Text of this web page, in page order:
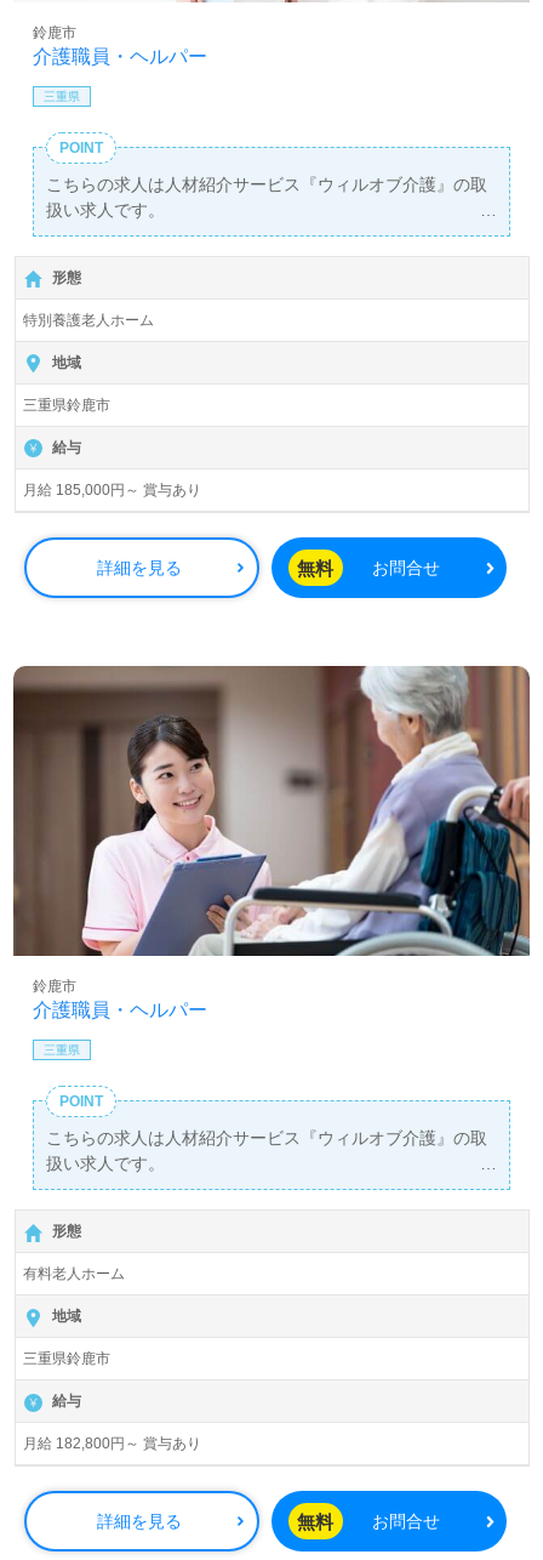
介護職員・ヘルパー
鈴鹿市
三重県
POINT
こちらの求人は人材紹介サービス『ウィルオブ介護』の取
扱い求人です。
詳細に関してお気軽にご相談ください♪
【無料】で皆さんの転職活動をサポートいたします。
形態
特別養護老人ホーム
地域
三重県鈴鹿市
給与
月給 185,000円～ 賞与あり
詳細を見る 無料 お問合せ
介護職員・ヘルパー
鈴鹿市
三重県
POINT
こちらの求人は人材紹介サービス『ウィルオブ介護』の取
扱い求人です。
詳細に関してお気軽にご相談ください♪
【無料】で皆さんの転職活動をサポートいたします。
形態
有料老人ホーム
地域
三重県鈴鹿市
給与
月給 182,800円～ 賞与あり
詳細を見る 無料 お問合せ